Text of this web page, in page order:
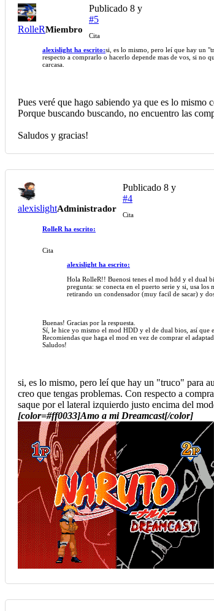
RolleRMiembro
Publicado 8 y
#5
Cita
alexislight ha escrito:si, es lo mismo, pero leí que hay un
respecto a comprarlo o hacerlo depende mas de vos, si no
carcasa.
Pues veré que hago sabiendo ya que es lo mismo
Porque buscando buscando, no encuentro las
Saludos y gracias!
alexislightAdministrador
Publicado 8 y
#4
Cita
RolleR ha escrito:
Cita
alexislight ha escrito:
Hola RolleR!! Buenosi tenes el mod hdd y el dual
pregunta: se conecta en el puerto serie y si, usa
retirando un condensador (muy facil de sacar) y
Buenas! Gracias por la respuesta.
Sí, le hice yo mismo el mod HDD y el de dual bios, así que
Recomiendas que haga el mod en vez de comprar el
Saludos!
si, es lo mismo, pero leí que hay un "truco" para
creo que tengas problemas. Con respecto a
saque por el lateral izquierdo justo encima del
[color=#ff0033]Amo a mi Dreamcast[/color]